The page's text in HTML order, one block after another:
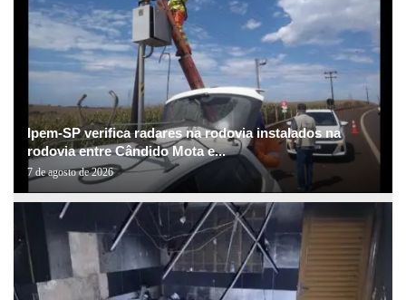
Ipem-SP verifica radares na rodovia instalados na
rodovia entre Cândido Mota e...
7 de agosto de 2026